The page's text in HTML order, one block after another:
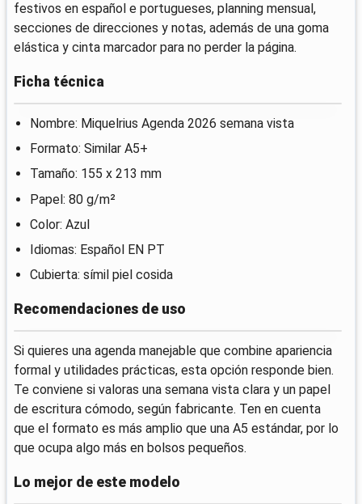
festivos en español e portugueses, planning mensual,
secciones de direcciones y notas, además de una goma
elástica y cinta marcador para no perder la página.
Ficha técnica
Nombre: Miquelrius Agenda 2026 semana vista
Formato: Similar A5+
Tamaño: 155 x 213 mm
Papel: 80 g/m²
Color: Azul
Idiomas: Español EN PT
Cubierta: símil piel cosida
Recomendaciones de uso
Si quieres una agenda manejable que combine apariencia
formal y utilidades prácticas, esta opción responde bien.
Te conviene si valoras una semana vista clara y un papel
de escritura cómodo, según fabricante. Ten en cuenta
que el formato es más amplio que una A5 estándar, por lo
que ocupa algo más en bolsos pequeños.
Lo mejor de este modelo